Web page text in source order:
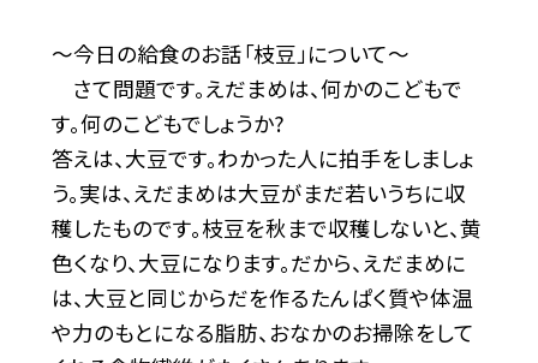
〜今日の給食のお話「枝豆」について〜
さて問題です。えだまめは、何かのこどもで
す。何のこどもでしょうか?
答えは、大豆です。わかった人に拍手をしましょ
う。実は、えだまめは大豆がまだ若いうちに収
穫したものです。枝豆を秋まで収穫しないと、黄
色くなり、大豆になります。だから、えだまめに
は、大豆と同じからだを作るたんぱく質や体温
や力のもとになる脂肪、おなかのお掃除をして